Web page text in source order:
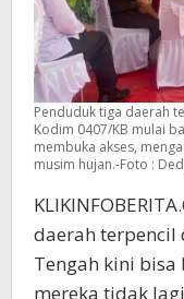
Penduduk tiga daerah
Kodim 0407/KB mulai
membuka akses,
musim hujan.-Foto :
daerah terpencil
Tengah kini bisa
mereka tidak